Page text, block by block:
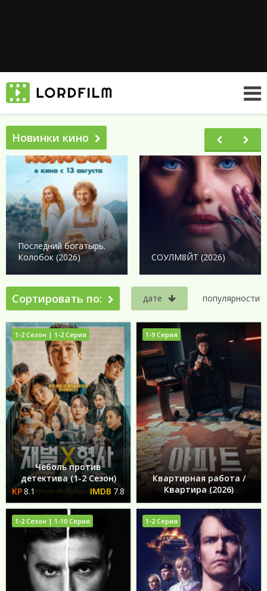
Новинки кино
Последний богатырь.
Колобок (2026)
СОУЛМ8ЙТ (2026)
Сортировать по: дате популярности
Чеболь против
детектива (1-2 Сезон)
8.1
7.8
1-2 Сезон | 1-2 Серия
Квартирная работа /
Квартира (2026)
1-9 Серия
1-2 Сезон | 1-10 Серия 1-2 Серия